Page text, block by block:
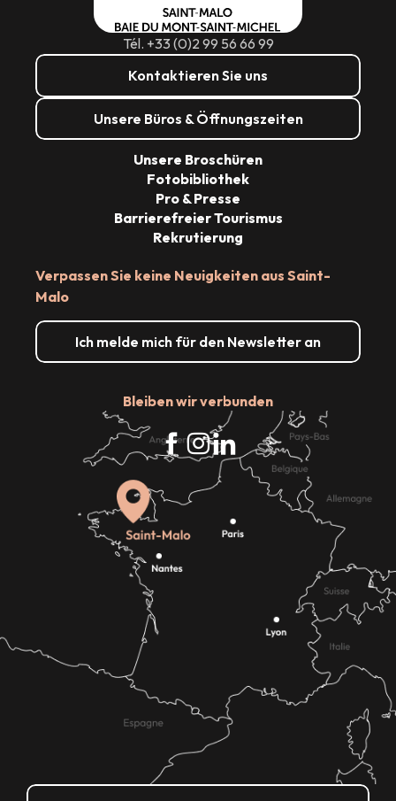
Tél. +33 (0)2 99 56 66 99
Kontaktieren Sie uns
Unsere Büros & Öffnungszeiten
Verpassen Sie keine Neuigkeiten aus Saint-
Malo
Ich melde mich für den Newsletter an
Bleiben wir verbunden
Unsere Broschüren
Fotobibliothek
Pro & Presse
Barrierefreier Tourismus
Rekrutierung